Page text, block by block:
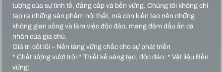
tượng của sự tinh tế, đẳng cấp và bền vững. Chúng tôi không chỉ
tạo ra những sản phẩm nội thất, mà còn kiến tạo nên những
không gian sống và làm việc độc đáo, mang đậm dấu ấn cá
nhân của gia chủ.
Giá trị cốt lõi – Nền tảng vững chắc cho sự phát triển
* Chất lượng vượt trội:* Thiết kế sáng tạo, độc đáo: * Vật liệu Bền
vững: